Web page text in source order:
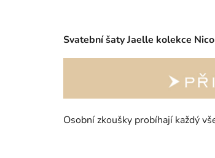
Svatební šaty Jaelle kolekce
Osobní zkoušky probíhají každý